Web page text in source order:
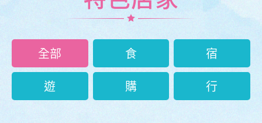
全部 食
宿
遊
購 行